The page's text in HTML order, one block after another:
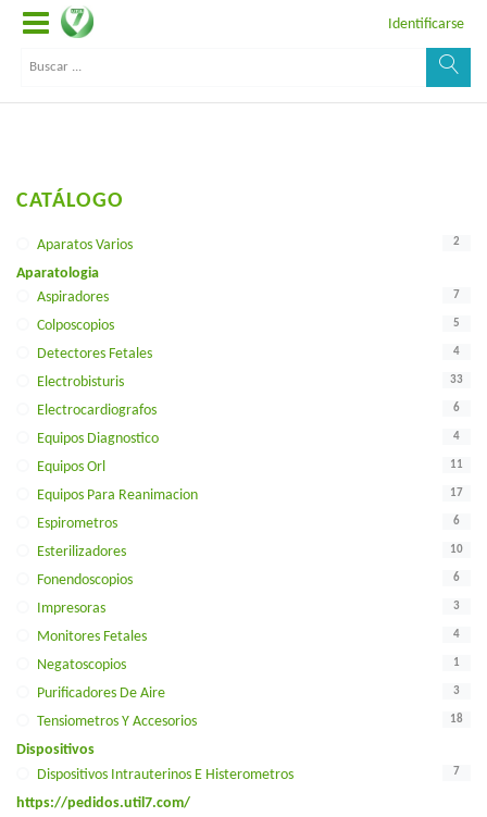
Identificarse
CATÁLOGO
Aparatos Varios 2
Aparatologia
Aspiradores
7
Colposcopios 5
Detectores Fetales 4
Electrobisturis 33
Electrocardiografos 6
Equipos Diagnostico 4
Equipos Orl 11
Equipos Para Reanimacion 17
Espirometros 6
Esterilizadores 10
Fonendoscopios 6
Impresoras 3
Monitores Fetales 4
Negatoscopios 1
Purificadores De Aire 3
Tensiometros Y Accesorios 18
Dispositivos
Dispositivos Intrauterinos E Histerometros
7
https://pedidos.util7.com/